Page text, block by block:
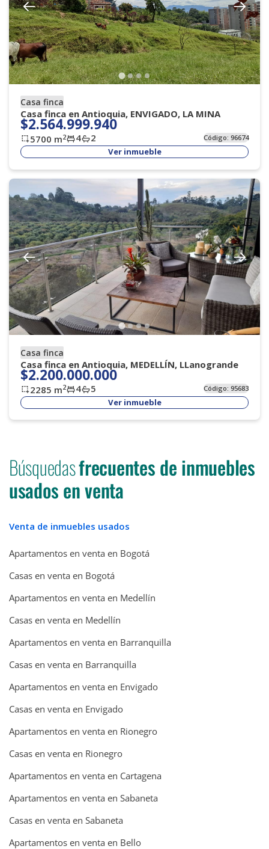
Casa finca
Casa finca en Antioquia, ENVIGADO, LA MINA
$2.564.999.940
5700 m2 4 2 Código:96674
Ver inmueble
Casa finca
Casa finca en Antioquia, MEDELLÍN, LLanogrande
$2.200.000.000
2285 m2 4 5 Código:95683
Ver inmueble
Búsquedasfrecuentes de inmuebles
usados en venta
Venta de inmuebles usados
Apartamentos en venta en Bogotá
Casas en venta en Bogotá
Apartamentos en venta en Medellín
Casas en venta en Medellín
Apartamentos en venta en Barranquilla
Casas en venta en Barranquilla
Apartamentos en venta en Envigado
Casas en venta en Envigado
Apartamentos en venta en Rionegro
Casas en venta en Rionegro
Apartamentos en venta en Cartagena
Apartamentos en venta en Sabaneta
Casas en venta en Sabaneta
Apartamentos en venta en Bello